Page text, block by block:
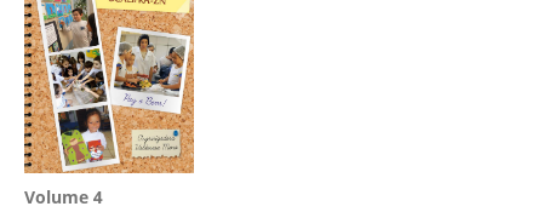
Volume 4